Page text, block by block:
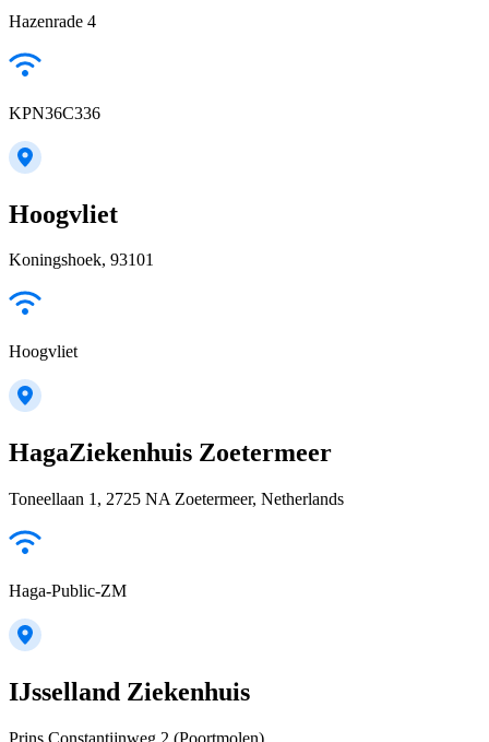
Hazenrade 4
KPN36C336
Hoogvliet
Koningshoek, 93101
Hoogvliet
HagaZiekenhuis Zoetermeer
Toneellaan 1, 2725 NA Zoetermeer, Netherlands
Haga-Public-ZM
IJsselland Ziekenhuis
Prins Constantijnweg 2 (Poortmolen)